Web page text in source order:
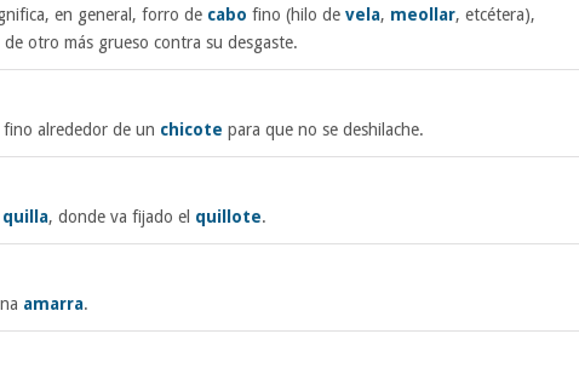
en general, forro de cabo fino (hilo de vela, meollar, etcétera),
otro más grueso contra su desgaste.
alrededor de un chicote para que no se deshilache.
quilla, donde va fijado el quillote.
amarra.